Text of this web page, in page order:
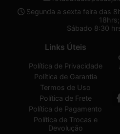
Segunda a sexta feira das
18hrs;
Sábado 8:30
Links Úteis
Política de Privacidade
Política de Garantia
Termos de Uso
Política de Frete
Política de Pagamento
Política de Trocas e
Devolução